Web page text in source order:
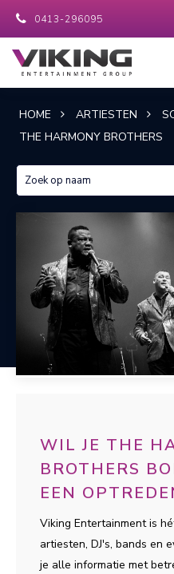
0413-296095
HOME ARTIESTEN
THE HARMONY BROTHERS
WIL JE THE
BROTHERS
EEN
Viking Entertainment is
artiesten, DJ's, bands en
je alle informatie met